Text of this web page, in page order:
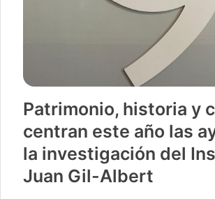
Patrimonio, historia y
centran este año las
la investigación del
Juan Gil-Albert